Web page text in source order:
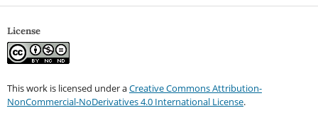
License
This work is licensed under aCreative Commons Attribution-
NonCommercial-NoDerivatives 4.0 International License.